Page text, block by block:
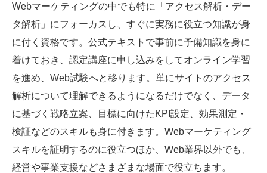
Webマーケティングの中でも特に「アクセス解析・デー
タ解析」にフォーカスし、すぐに実務に役立つ知識が身
に付く資格です。公式テキストで事前に予備知識を身に
着けておき、認定講座に申し込みをしてオンライン学習
を進め、Web試験へと移ります。単にサイトのアクセス
解析について理解できるようになるだけでなく、データ
に基づく戦略立案、目標に向けたKPI設定、効果測定・
検証などのスキルも身に付きます。Webマーケティング
スキルを証明するのに役立つほか、Web業界以外でも、
経営や事業支援などさまざまな場面で役立ちます。